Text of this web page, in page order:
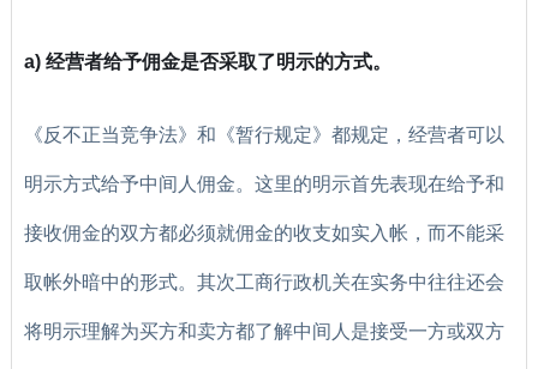
a) 经营者给予佣金是否采取了明示的方式。
《反不正当竞争法》和《暂行规定》都规定，经营者可以
明示方式给予中间人佣金。这里的明示首先表现在给予和
接收佣金的双方都必须就佣金的收支如实入帐，而不能采
取帐外暗中的形式。其次工商行政机关在实务中往往还会
将明示理解为买方和卖方都了解中间人是接受一方或双方